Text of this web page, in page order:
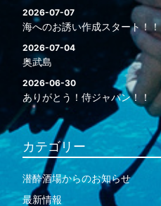
2026-07-07
海へのお誘い作成スタート！！
2026-07-04
奥武島
2026-06-30
ありがとう！侍ジャパン！！
カテゴリー
潜酔酒場からのお知らせ
最新情報